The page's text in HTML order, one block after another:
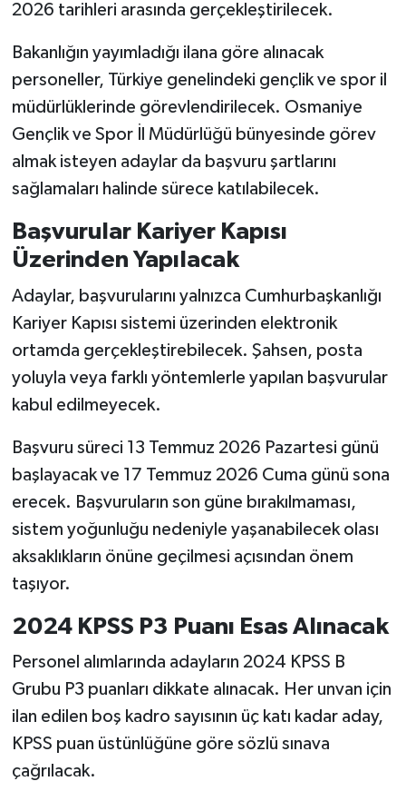
2026 tarihleri arasında gerçekleştirilecek.
Bakanlığın yayımladığı ilana göre alınacak
personeller, Türkiye genelindeki gençlik ve spor il
müdürlüklerinde görevlendirilecek. Osmaniye
Gençlik ve Spor İl Müdürlüğü bünyesinde görev
almak isteyen adaylar da başvuru şartlarını
sağlamaları halinde sürece katılabilecek.
Başvurular Kariyer Kapısı
Üzerinden Yapılacak
Adaylar, başvurularını yalnızca Cumhurbaşkanlığı
Kariyer Kapısı sistemi üzerinden elektronik
ortamda gerçekleştirebilecek. Şahsen, posta
yoluyla veya farklı yöntemlerle yapılan başvurular
kabul edilmeyecek.
Başvuru süreci 13 Temmuz 2026 Pazartesi günü
başlayacak ve 17 Temmuz 2026 Cuma günü sona
erecek. Başvuruların son güne bırakılmaması,
sistem yoğunluğu nedeniyle yaşanabilecek olası
aksaklıkların önüne geçilmesi açısından önem
taşıyor.
2024 KPSS P3 Puanı Esas Alınacak
Personel alımlarında adayların 2024 KPSS B
Grubu P3 puanları dikkate alınacak. Her unvan için
ilan edilen boş kadro sayısının üç katı kadar aday,
KPSS puan üstünlüğüne göre sözlü sınava
çağrılacak.